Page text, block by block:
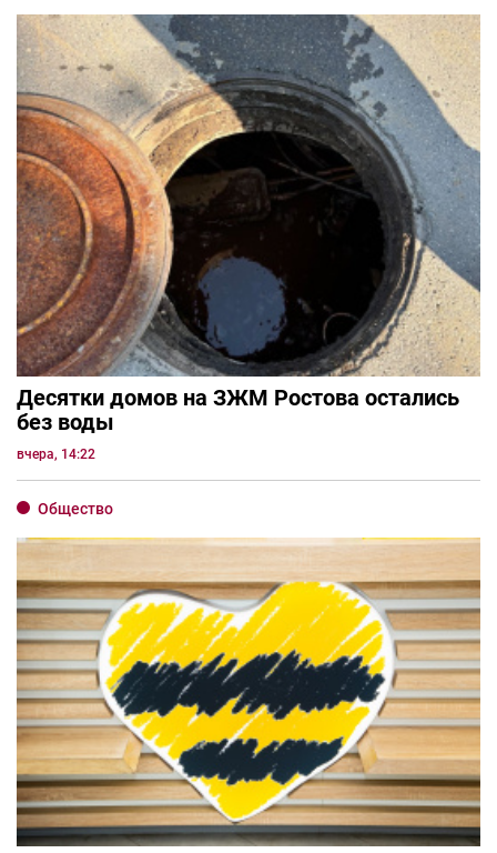
Десятки домов на ЗЖМ Ростова остались
без воды
вчера, 14:22
Общество